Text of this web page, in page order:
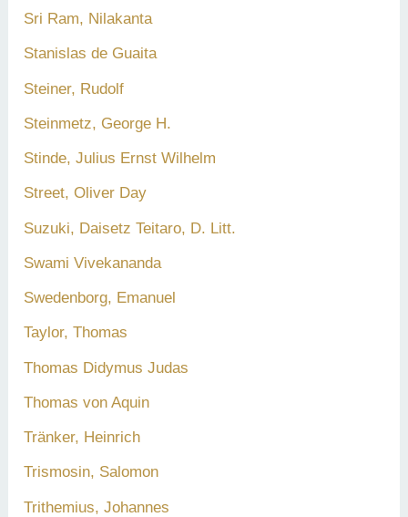
Sri Ram, Nilakanta
Stanislas de Guaita
Steiner, Rudolf
Steinmetz, George H.
Stinde, Julius Ernst Wilhelm
Street, Oliver Day
Suzuki, Daisetz Teitaro, D. Litt.
Swami Vivekananda
Swedenborg, Emanuel
Taylor, Thomas
Thomas Didymus Judas
Thomas von Aquin
Tränker, Heinrich
Trismosin, Salomon
Trithemius, Johannes